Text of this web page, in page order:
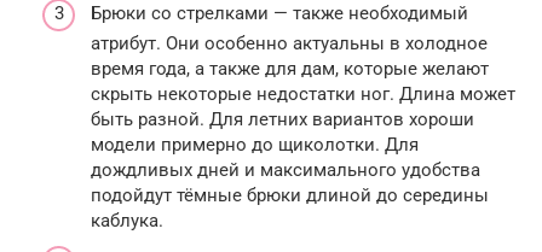
Брюки со стрелками — также необходимый
атрибут. Они особенно актуальны в холодное
время года, а также для дам, которые желают
скрыть некоторые недостатки ног. Длина может
быть разной. Для летних вариантов хороши
модели примерно до щиколотки. Для
дождливых дней и максимального удобства
подойдут тёмные брюки длиной до середины
каблука.